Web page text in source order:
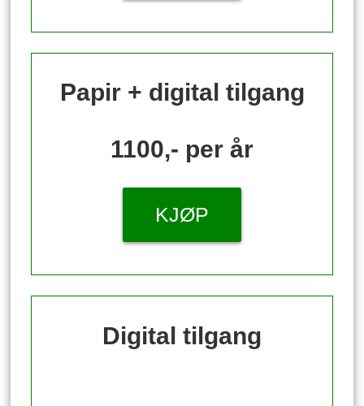
Papir + digital tilgang
1100,- per år
KJØP
Digital tilgang